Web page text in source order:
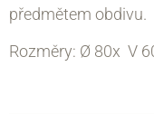
předmětem obdivu.
Rozměry: Ø 80x V